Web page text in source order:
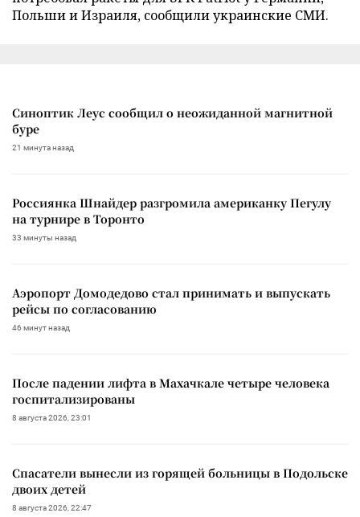
Польши и Израиля, сообщили украинские СМИ.
Синоптик Леус сообщил о неожиданной магнитной
буре
21 минута назад
Россиянка Шнайдер разгромила американку Пегулу
на турнире в Торонто
33 минуты назад
Аэропорт Домодедово стал принимать и выпускать
рейсы по согласованию
46 минут назад
После падении лифта в Махачкале четыре человека
госпитализированы
8 августа 2026, 23:01
Спасатели вынесли из горящей больницы в Подольске
двоих детей
8 августа 2026, 22:47